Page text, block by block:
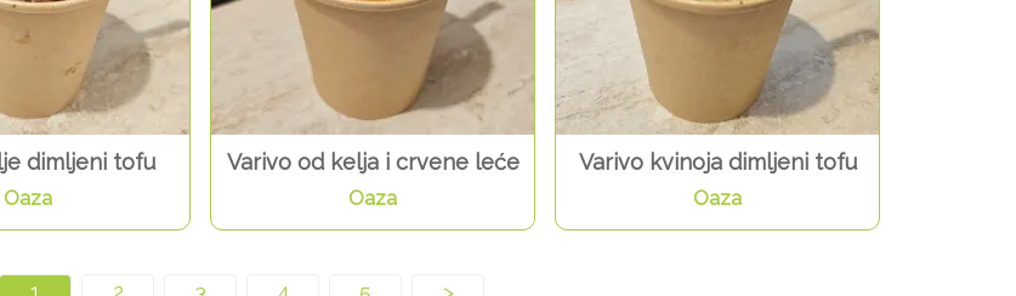
dimljeni tofu
Oaza
Varivo od kelja i crvene leće
Oaza
Varivo kvinoja dimljeni tofu
Oaza